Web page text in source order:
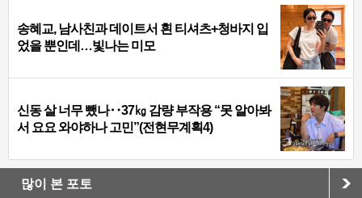
송혜교, 남사친과 데이트서 흰 티셔츠+청바지 입
었을 뿐인데…빛나는 미모
신동 살 너무 뺐나‥37㎏ 감량 부작용 “못 알아봐
서 요요 와야하나 고민”(전현무계획4)
많이 본 포토